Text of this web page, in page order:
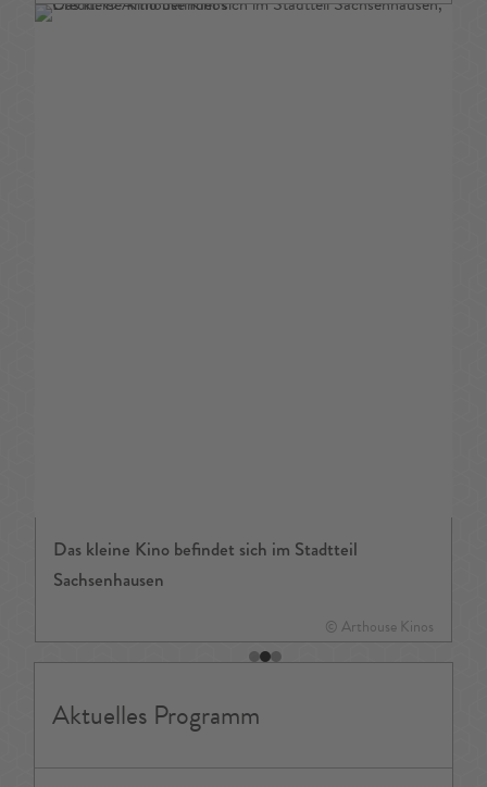
Das kleine Kino befindet sich im Stadtteil
Sachsenhausen
© Arthouse Kinos
Aktuelles Programm